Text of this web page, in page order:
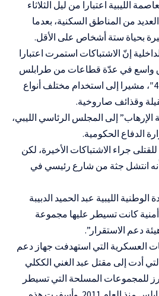
الليبية اعتبارا من ليل الثلاثاء
من المناطق السكنية، بعدما
بحياة ستة أشخاص على الأقل.
إنّ الاشتباكات استمرت اعتبارا
واسع في عدّة قطاعات من طرابلس
بين قوات الردع واللواء 444″، مشيرا إلى استخدام مختلف أنواع
وقذائف صاروخية.
الإرهاب” إلى المجلس الرئاسي الليبي،
جراء الاشتباكات الأخيرة، لكن
بأنه انتشل جثة من شارع رئيسي في
الليبية عبد الحميد الدبيبة
أمنية كانت تسيطر عليها مجموعة
دعم الاستقرار”.
444) العمليات العسكرية التي استهدفت جهاز دعم
أدت إلى مقتل عبد الغني الككلي
للمجموعات المسلحة التي تسيطر